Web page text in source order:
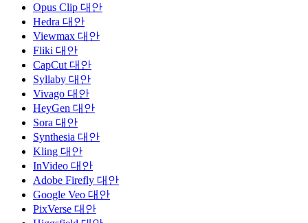
Opus Clip 대안
Hedra 대안
Viewmax 대안
Fliki 대안
CapCut 대안
Syllaby 대안
Vivago 대안
HeyGen 대안
Sora 대안
Synthesia 대안
Kling 대안
InVideo 대안
Adobe Firefly 대안
Google Veo 대안
PixVerse 대안